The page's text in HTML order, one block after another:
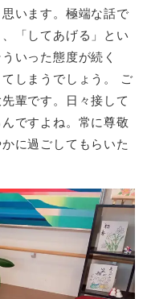
います。極端な話で
「してあげる」とい
いった態度が続く
しまうでしょう。 ご
輩です。日々接して
ですよね。常に尊敬
に過ごしてもらいた